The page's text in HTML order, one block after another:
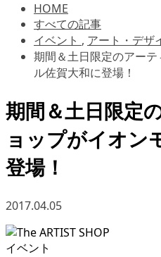
HOME
すべての記事
イベント , アート・デザ
期間＆土日限定のアー
ル佐賀大和に登場！
期間＆土日限定
ョップがイオン
登場！
2017.04.05
イベント